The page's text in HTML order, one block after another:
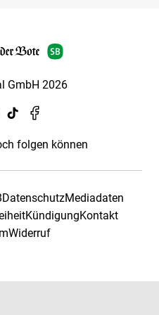
GmbH 2026
folgen können
DatenschutzMediadaten
KündigungKontakt
Widerruf